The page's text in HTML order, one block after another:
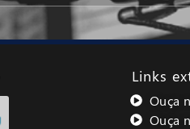
Links
Ouça
Ouça